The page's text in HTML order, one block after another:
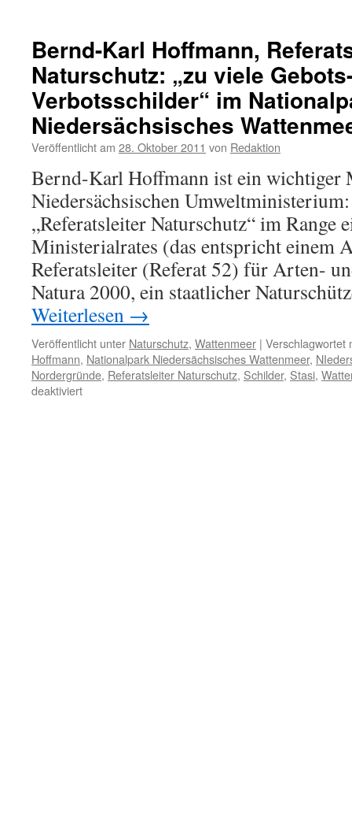
Bernd-Karl Hoffmann,
Naturschutz: „zu viele
Verbotsschilder“ im
Niedersächsisches
Veröffentlicht am 28. Oktober 2011 von Redaktion
Bernd-Karl Hoffmann ist ein wichtiger
Niedersächsischen
„Referatsleiter Naturschutz“ im Range
Ministerialrates (das entspricht einem
Referatsleiter (Referat 52) für Arten-
Natura 2000, ein staatlicher
Weiterlesen →
Veröffentlicht unter Naturschutz, Wattenmeer | Verschlagwortet
Hoffmann, Nationalpark Niedersächsisches Wattenmeer,
Nordergründe, Referatsleiter Naturschutz, Schilder, Stasi,
deaktiviertfür